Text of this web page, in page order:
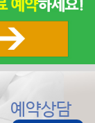
예약상담